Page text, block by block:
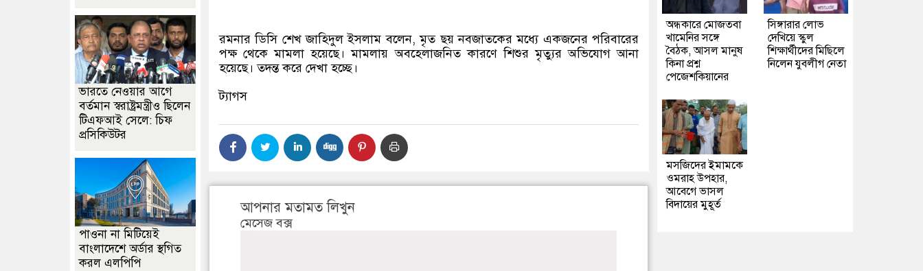
রমনার ডিসি শেখ জাহিদুল ইসলাম বলেন, মৃত ছয় নবজাতকের মধ্যে একজনের পরিবারের
পক্ষ থেকে মামলা হয়েছে। মামলায় অবহেলাজনিত কারণে শিশুর মৃত্যুর অভিযোগ আনা
হয়েছে। তদন্ত করে দেখা হচ্ছে।
ট্যাগস
আপনার মতামত লিখুন
মেসেজ বক্স
ভারতে নেওয়ার আগে
বর্তমান স্বরাষ্ট্রমন্ত্রীও ছিলেন
টিএফআই সেলে: চিফ
প্রসিকিউটর
পাওনা না মিটিয়েই
বাংলাদেশে অর্ডার স্থগিত
করল এলপিপি
অন্ধকারে মোজতবা
খামেনির সঙ্গে
বৈঠক, আসল মানুষ
কিনা প্রশ্ন
পেজেশকিয়ানের
সিঙ্গারার লোভ
দেখিয়ে স্কুল
শিক্ষার্থীদের মিছিলে
নিলেন যুবলীগ নেতা
মসজিদের ইমামকে
ওমরাহ উপহার,
আবেগে ভাসল
বিদায়ের মুহূর্ত